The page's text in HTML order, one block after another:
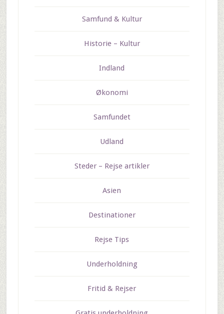
Samfund & Kultur
Historie – Kultur
Indland
Økonomi
Samfundet
Udland
Steder – Rejse artikler
Asien
Destinationer
Rejse Tips
Underholdning
Fritid & Rejser